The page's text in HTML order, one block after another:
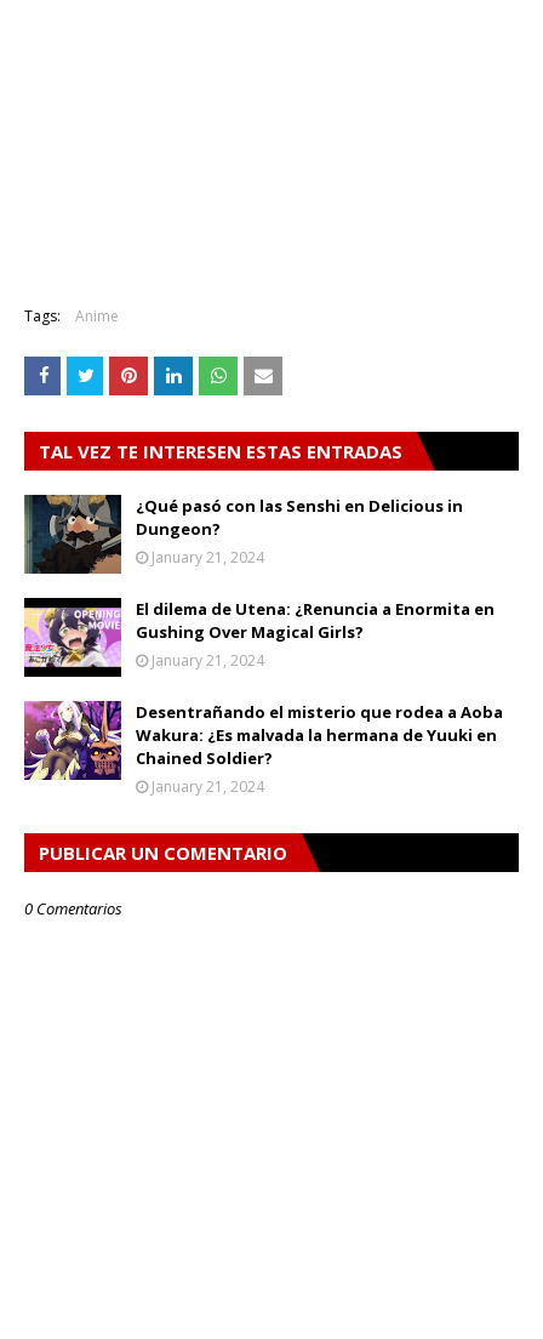
Tags: Anime
TAL VEZ TE INTERESEN ESTAS ENTRADAS
¿Qué pasó con las Senshi en Delicious in
Dungeon?
January 21, 2024
El dilema de Utena: ¿Renuncia a Enormita en
Gushing Over Magical Girls?
January 21, 2024
Desentrañando el misterio que rodea a Aoba
Wakura: ¿Es malvada la hermana de Yuuki en
Chained Soldier?
January 21, 2024
PUBLICAR UN COMENTARIO
0 Comentarios